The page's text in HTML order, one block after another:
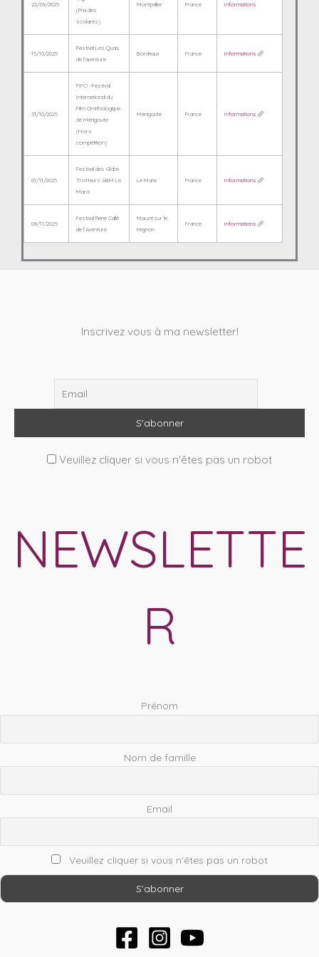
22/09/2025
(Prix des
scolaires)
Montpellier France Informations
15/10/2025
Festival Les Quais
de l'aventure
Bordeaux France Informations
31/10/2025
FIFO - Festival
International du
Film Ornithologique
de Ménigoute
(Hors
compétition)
Ménigoute France Informations
01/11/2025
Festival des Globe
Trotteurs ABM Le
Mans
Le Mans France Informations
09/11/2025
Festival René Caillé
de l'Aventure
Mauzé sur le
Mignon
France Informations
Inscrivez vous à ma newsletter!
Veuillez cliquer si vous n'êtes pas un robot
NEWSLETTE
R
Prénom
Nom de famille
Email
Veuillez cliquer si vous n'êtes pas un robot